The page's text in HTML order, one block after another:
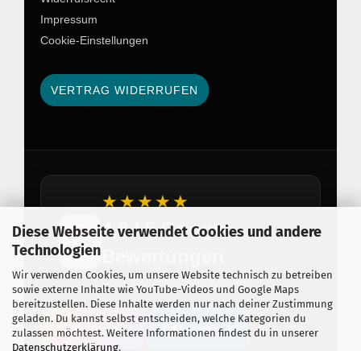
Diese Webseite verwendet Cookies und andere
Technologien
Wir verwenden Cookies, um unsere Website technisch zu betreiben
sowie externe Inhalte wie YouTube-Videos und Google Maps
bereitzustellen. Diese Inhalte werden nur nach deiner Zustimmung
geladen. Du kannst selbst entscheiden, welche Kategorien du
zulassen möchtest. Weitere Informationen findest du in unserer
Datenschutzerklärung.
Impressum
Cookie-Einstellungen
VERTRAG WIDERRUFEN
★★★★★
4,8 / 5 Google
Über 150 zufriedene Kunden
Instagram Facebook